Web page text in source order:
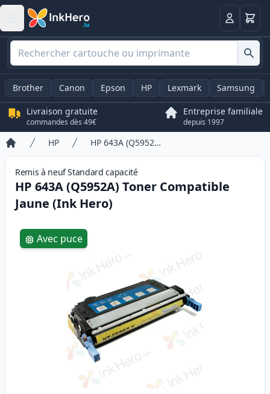
Panier
Brother Canon Epson HP Lexmark Samsung
Livraison gratuite
commandes dès 49€
Entreprise familiale
depuis 1997
Accueil
HP HP 643A (Q5952A) Toner Compatible Jaune (Ink Hero)
Remis à neufStandard capacité
HP 643A (Q5952A) Toner Compatible
Jaune (Ink Hero)
Product information
Avec puce